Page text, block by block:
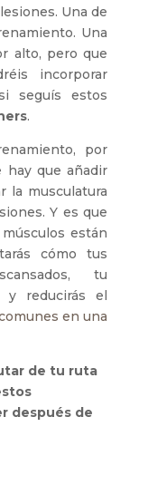
Una de
Una
alto, pero que
incorporar
seguís estos
.
por
hay que añadir
la musculatura
Y es que
están
cómo tus
tu
y reducirás el
en una
de tu ruta
después de